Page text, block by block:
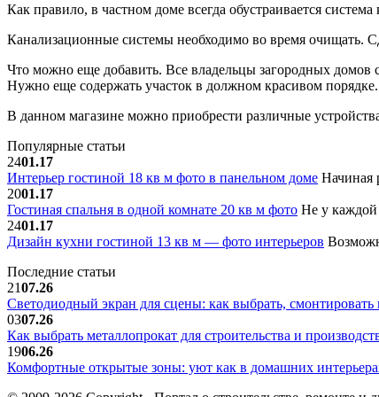
Как правило, в частном доме всегда обустраивается
Канализационные системы необходимо во время очищать.
Что можно еще добавить. Все владельцы загородных домов
Нужно еще содержать участок в должном красивом порядке.
В данном магазине можно приобрести различные
Популярные статьи
2401.17
Интерьер гостиной 18 кв м фото в панельном доме Начиная
2001.17
Гостиная спальня в одной комнате 20 кв м фото Не у каждой
2401.17
Дизайн кухни гостиной 13 кв м — фото интерьеров
Последние статьи
2107.26
Светодиодный экран для сцены: как выбрать, смонтировать
0307.26
Как выбрать металлопрокат для строительства и
1906.26
Комфортные открытые зоны: уют как в домашних